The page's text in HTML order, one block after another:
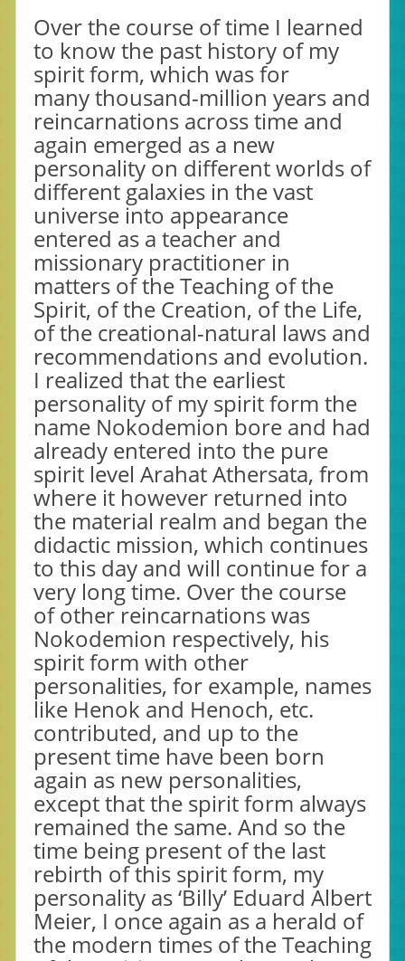
Over the course of time I learned
to know the past history of my
spirit form, which was for
many thousand-million years and
reincarnations across time and
again emerged as a new
personality on different worlds of
different galaxies in the vast
universe into appearance
entered as a teacher and
missionary practitioner in
matters of the Teaching of the
Spirit, of the Creation, of the Life,
of the creational-natural laws and
recommendations and evolution.
I realized that the earliest
personality of my spirit form the
name Nokodemion bore and had
already entered into the pure
spirit level Arahat Athersata, from
where it however returned into
the material realm and began the
didactic mission, which continues
to this day and will continue for a
very long time. Over the course
of other reincarnations was
Nokodemion respectively, his
spirit form with other
personalities, for example, names
like Henok and Henoch, etc.
contributed, and up to the
present time have been born
again as new personalities,
except that the spirit form always
remained the same. And so the
time being present of the last
rebirth of this spirit form, my
personality as ‘Billy’ Eduard Albert
Meier, I once again as a herald of
the modern times of the Teaching